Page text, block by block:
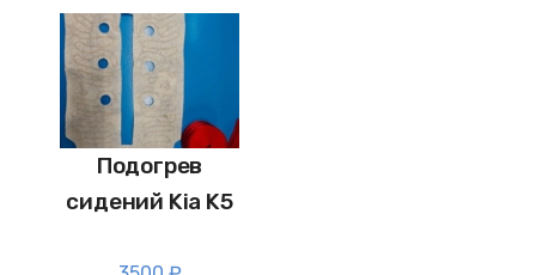
Подогрев
сидений Kia K5